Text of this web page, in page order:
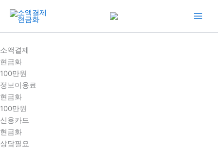
건
너
뛰
기
소액결제
현금화
100만원
정보이용료
현금화
100만원
신용카드
현금화
상담필요